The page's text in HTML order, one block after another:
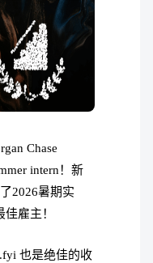
Chase
intern！新
2026暑期实
雇主！
也是绝佳的收